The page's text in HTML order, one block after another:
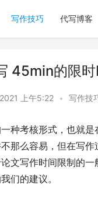
写作技巧 代写博客
45min的限
上午5:22 • 写作技
种考核形式，也就
那么容易，但在写
文写作时间限制的
们的建议。